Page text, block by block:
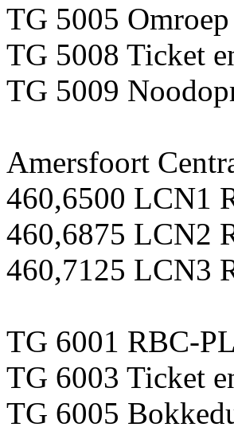
TG 5005 Omroep
TG 5008 Ticket
TG 5009
Amersfoort
460,6500 LCN1
460,6875 LCN2
460,7125 LCN3
TG 6001 RBC-
TG 6003 Ticket
TG 6005